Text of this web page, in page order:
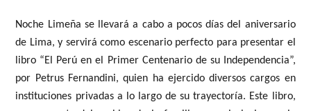
Noche Limeña se llevará a cabo a pocos días del aniversario
de Lima, y servirá como escenario perfecto para presentar el
libro “El Perú en el Primer Centenario de su Independencia”,
por Petrus Fernandini, quien ha ejercido diversos cargos en
instituciones privadas a lo largo de su trayectoría. Este libro,